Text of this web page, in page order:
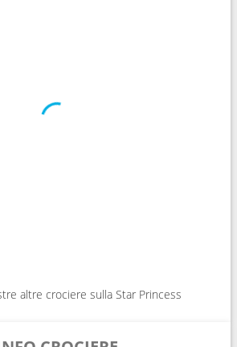
altre crociere sulla Star Princess